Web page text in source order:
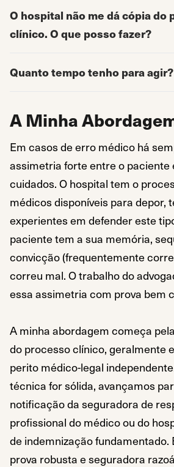
O hospital não me dá cópia do
clínico. O que posso fazer?
Quanto tempo tenho para agir?
A Minha
Em casos de erro médico há
assimetria forte entre o paciente
cuidados. O hospital tem o
médicos disponíveis para depor,
experientes em defender este
paciente tem a sua memória,
convicção (frequentemente
correu mal. O trabalho do
essa assimetria com prova bem
A minha abordagem começa
do processo clínico, geralmente
perito médico-legal
técnica for sólida, avançamos
notificação da seguradora de
profissional do médico ou do
de indemnização fundamentado.
prova robusta e seguradora